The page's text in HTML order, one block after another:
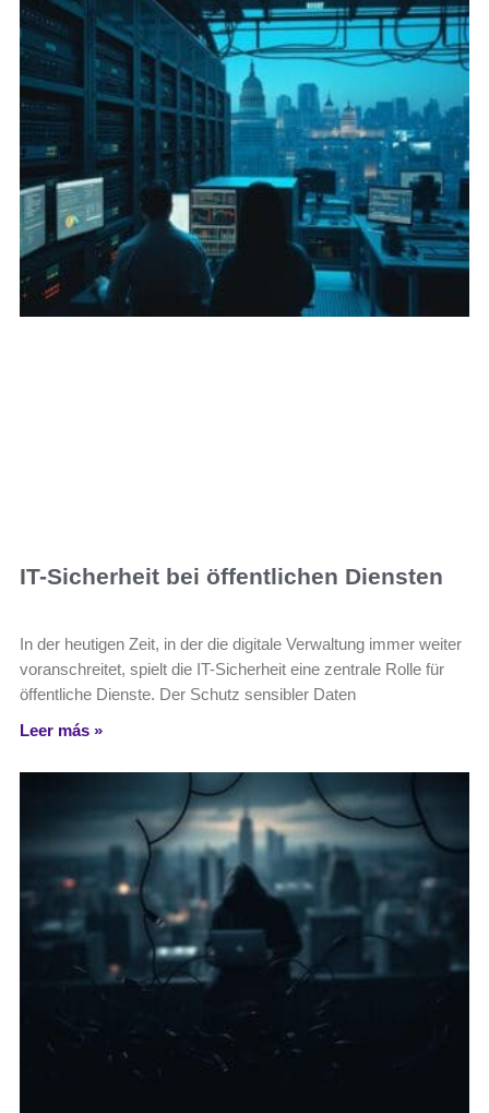
IT-Sicherheit bei öffentlichen Diensten
In der heutigen Zeit, in der die digitale Verwaltung immer weiter
voranschreitet, spielt die IT-Sicherheit eine zentrale Rolle für
öffentliche Dienste. Der Schutz sensibler Daten
Leer más »